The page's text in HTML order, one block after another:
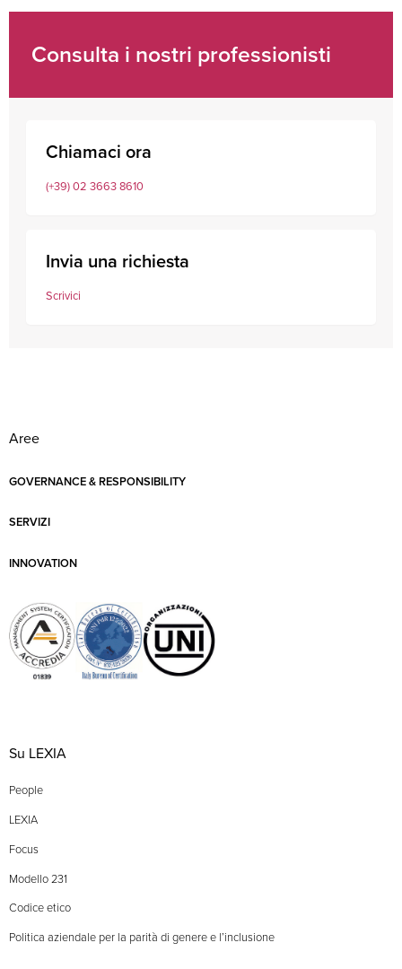
articoli
Consulta i nostri professionisti
Chiamaci ora
(+39) 02 3663 8610
Invia una richiesta
Scrivici
Aree
GOVERNANCE & RESPONSIBILITY
SERVIZI
INNOVATION
Su LEXIA
People
LEXIA
Focus
Modello 231
Codice etico
Politica aziendale per la parità di genere e l’inclusione